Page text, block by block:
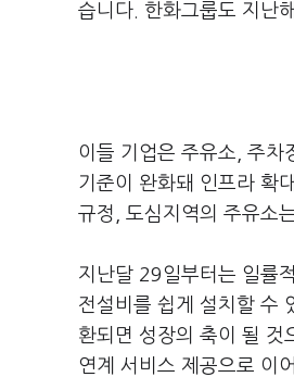
습니다. 한화그룹도 지난
이들 기업은 주유소, 주차
기준이 완화돼 인프라 확
규정, 도심지역의 주유소
지난달 29일부터는 일률
전설비를 쉽게 설치할 수
환되면 성장의 축이 될 것
연계 서비스 제공으로 이